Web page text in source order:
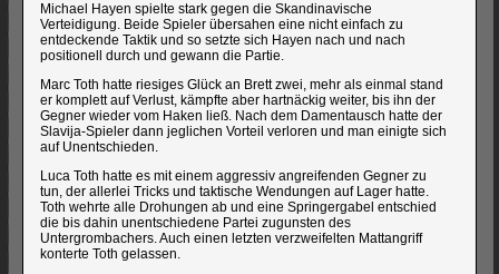
Michael Hayen spielte stark gegen die Skandinavische
Verteidigung. Beide Spieler übersahen eine nicht einfach zu
entdeckende Taktik und so setzte sich Hayen nach und nach
positionell durch und gewann die Partie.
Marc Toth hatte riesiges Glück an Brett zwei, mehr als einmal stand
er komplett auf Verlust, kämpfte aber hartnäckig weiter, bis ihn der
Gegner wieder vom Haken ließ. Nach dem Damentausch hatte der
Slavija-Spieler dann jeglichen Vorteil verloren und man einigte sich
auf Unentschieden.
Luca Toth hatte es mit einem aggressiv angreifenden Gegner zu
tun, der allerlei Tricks und taktische Wendungen auf Lager hatte.
Toth wehrte alle Drohungen ab und eine Springergabel entschied
die bis dahin unentschiedene Partei zugunsten des
Untergrombachers. Auch einen letzten verzweifelten Mattangriff
konterte Toth gelassen.